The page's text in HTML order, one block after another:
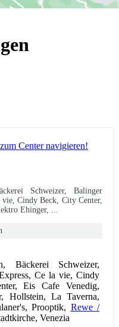
Center navigieren!
Schweizer, Balinger
vie, Cindy Beck, City Center,
Ehinger, ...
Bäckerei Schweizer,
Ce la vie, Cindy
Eis Cafe Venedig,
Hollstein, La Taverna,
Prooptik, Rewe /
Venezia